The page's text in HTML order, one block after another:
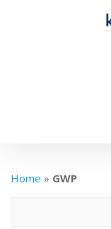
Home » GWP